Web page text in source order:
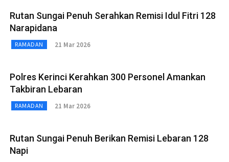
Rutan Sungai Penuh Serahkan Remisi Idul Fitri 128
Narapidana
RAMADAN 21 Mar 2026
Polres Kerinci Kerahkan 300 Personel Amankan
Takbiran Lebaran
RAMADAN 21 Mar 2026
Rutan Sungai Penuh Berikan Remisi Lebaran 128
Napi